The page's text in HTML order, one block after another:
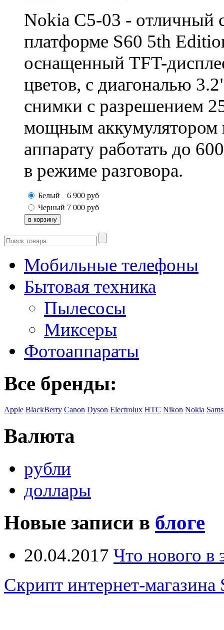
Nokia C5-03 - отличный
платформе S60 5th
оснащенный TFT-
цветов, с диагональю
снимки с разрешением
мощным аккумулятором
аппарату работать до
в режиме разговора.
Белый 6 900 руб
Черный 7 000 руб
Мобильные телефоны
Бытовая техника
Пылесосы
Миксеры
Фотоаппараты
Все бренды:
Apple BlackBerry Canon Dyson Electrolux HTC Nikon Nokia
Валюта
рубли
доллары
Новые записи в блоге
20.04.2017 Что нового в
Скрипт интернет-магазина